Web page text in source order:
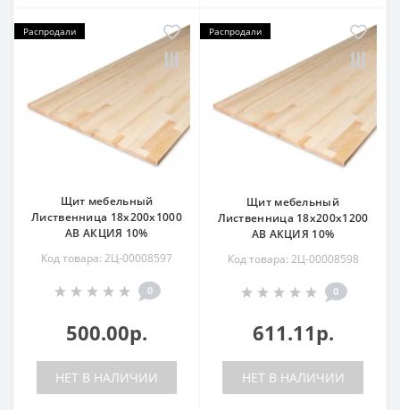
Распродали
Щит мебельный
Лиственница 18х200х1000
АВ АКЦИЯ 10%
Код товара: 2Ц-00008597
0
500.00р.
НЕТ В НАЛИЧИИ
Распродали
Щит мебельный
Лиственница 18х200х1200
АВ АКЦИЯ 10%
Код товара: 2Ц-00008598
0
611.11р.
НЕТ В НАЛИЧИИ